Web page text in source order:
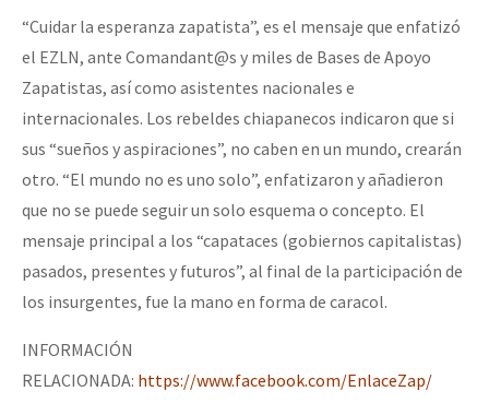
“Cuidar la esperanza zapatista”, es el mensaje que enfatizó
el EZLN, ante Comandant@s y miles de Bases de Apoyo
Zapatistas, así como asistentes nacionales e
internacionales. Los rebeldes chiapanecos indicaron que si
sus “sueños y aspiraciones”, no caben en un mundo, crearán
otro. “El mundo no es uno solo”, enfatizaron y añadieron
que no se puede seguir un solo esquema o concepto. El
mensaje principal a los “capataces (gobiernos capitalistas)
pasados, presentes y futuros”, al final de la participación de
los insurgentes, fue la mano en forma de caracol.
INFORMACIÓN
RELACIONADA: https://www.facebook.com/EnlaceZap/